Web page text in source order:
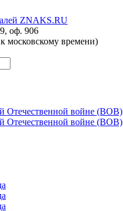
оф. 906
московскому времени)
Отечественной войне (ВОВ)
Отечественной войне (ВОВ)